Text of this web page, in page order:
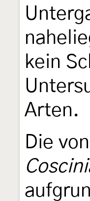
kein
Arten.
Die von